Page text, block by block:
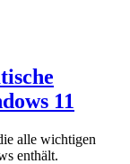
11
alle wichtigen
enthält.